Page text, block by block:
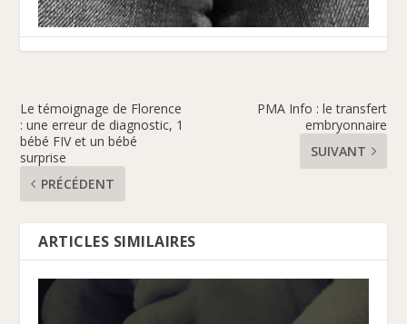
Le témoignage de Florence
: une erreur de diagnostic, 1
bébé FIV et un bébé
surprise
PRÉCÉDENT
PMA Info : le transfert
embryonnaire
SUIVANT
ARTICLES SIMILAIRES